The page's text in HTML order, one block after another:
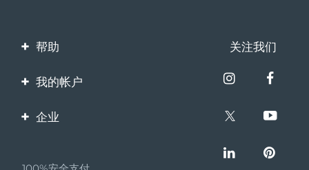
帮助
联系我们
保修与退换货
关注我们
我的帐户
产品注册
企业